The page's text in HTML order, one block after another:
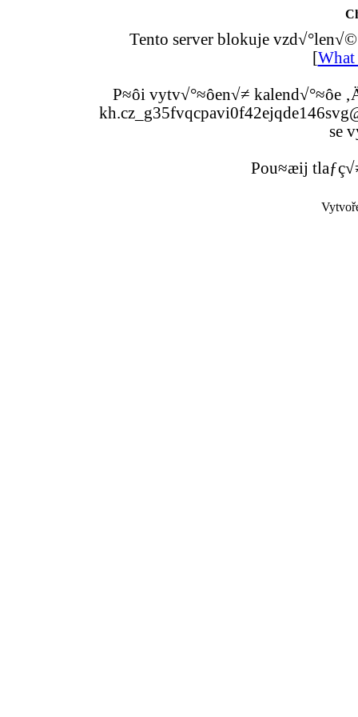
Tento server blokuje
[What
P≈ôi vytv√°≈ôen√≠ kalend√°≈ôe
se
Pou≈æij